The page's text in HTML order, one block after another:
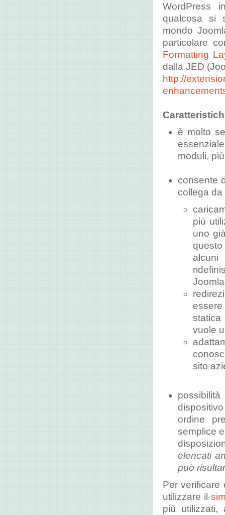
WordPress
qualcosa si
mondo
particolare
Formatting
dalla JED
http://
è molto
moduli,
consente
collega
più
uno
alcuni
Joomla
statica
vuole
sito
ordine
semplice
elencati
può
Per verificare
utilizzare il
più utilizzati,